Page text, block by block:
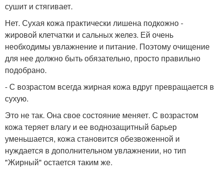
сушит и стягивает.
Нет. Сухая кожа практически лишена подкожно -
жировой клетчатки и сальных желез. Ей очень
необходимы увлажнение и питание. Поэтому очищение
для нее должно быть обязательно, просто правильно
подобрано.
- С возрастом всегда жирная кожа вдруг превращается в
сухую.
Это не так. Она свое состояние меняет. С возрастом
кожа теряет влагу и ее воднозащитный барьер
уменьшается, кожа становится обезвоженной и
нуждается в дополнительном увлажнении, но тип
"Жирный" остается таким же.